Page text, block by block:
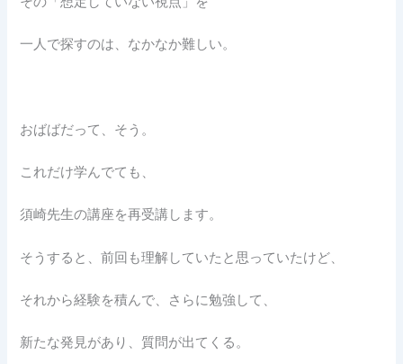
一人で探すのは、なかなか難しい。
おばばだって、そう。
これだけ学んでても、
須崎先生の講座を再受講します。
そうすると、前回も理解していたと思っていたけど、
それから経験を積んで、さらに勉強して、
新たな発見があり、質問が出てくる。